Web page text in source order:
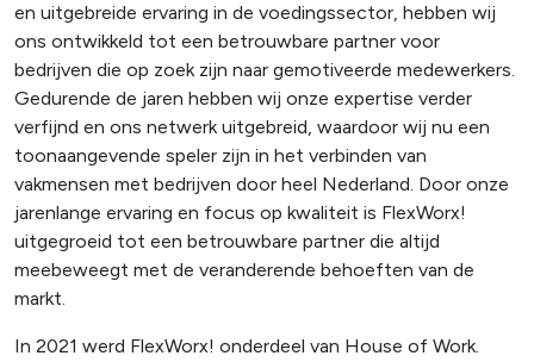
en uitgebreide ervaring in de voedingssector, hebben wij
ons ontwikkeld tot een betrouwbare partner voor
bedrijven die op zoek zijn naar gemotiveerde medewerkers.
Gedurende de jaren hebben wij onze expertise verder
verfijnd en ons netwerk uitgebreid, waardoor wij nu een
toonaangevende speler zijn in het verbinden van
vakmensen met bedrijven door heel Nederland. Door onze
jarenlange ervaring en focus op kwaliteit is FlexWorx!
uitgegroeid tot een betrouwbare partner die altijd
meebeweegt met de veranderende behoeften van de
markt.
In 2021 werd FlexWorx! onderdeel van House of Work.